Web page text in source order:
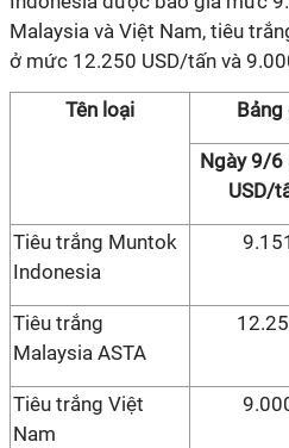
Malaysia và Việt Nam, tiêu
ở mức 12.250 USD/tấn và
Tên loại
Ngày 9/6
USD/
Tiêu trắng Muntok
Indonesia
9.151
Tiêu trắng
Malaysia ASTA
Tiêu trắng Việt
Nam